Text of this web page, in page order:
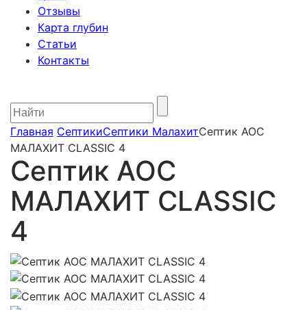
Отзывы
Карта глубин
Статьи
Контакты
Главная СептикиСептики МалахитСептик АОС
МАЛАХИТ CLASSIC 4
Септик АОС
МАЛАХИТ CLASSIC
4